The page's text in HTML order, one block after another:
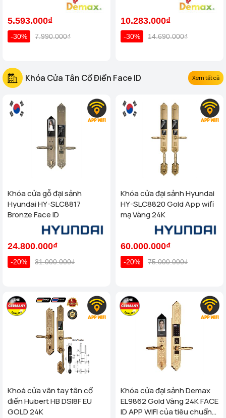
5.593.000₫
-30% 7.990.000₫
10.283.000₫
-30% 14.690.000₫
Khóa Cửa Tân Cổ Điển Face ID Xem tất cả
Khóa cửa gỗ đại sảnh
Hyundai HY-SLC8817
Bronze Face ID
24.800.000₫
-20% 31.000.000₫
Khóa cửa đại sảnh Hyundai
HY-SLC8820 Gold App wifi
mạ Vàng 24K
60.000.000₫
-20% 75.000.000₫
Khoá cửa vân tay tân cổ
điển Hubert HB DSI8F EU
GOLD 24K
Khóa cửa đại sảnh Demax
EL9862 Gold Vàng 24K FACE
ID APP WIFI của tiêu chuẩn